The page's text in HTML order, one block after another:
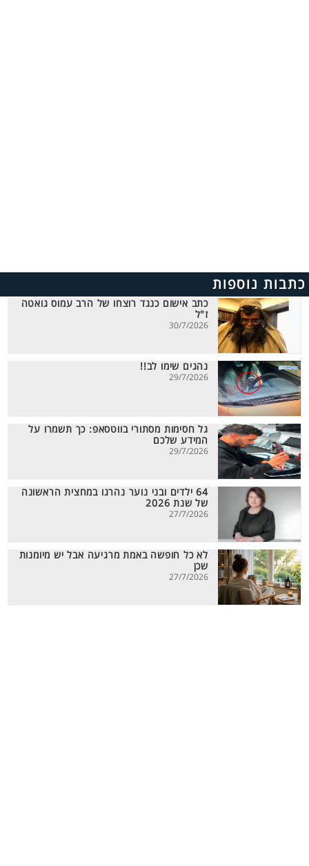
כתבות נוספות
כתב אישום כנגד רוצחו של הרב עמוס גואטה
ז"ל
30/7/2026
נהגים שימו לב!!
29/7/2026
גל חסימות מסתורי בווטסאפ: כך תשמרו על
המידע שלכם
29/7/2026
64 ילדים ובני נוער נהרגו במחצית הראשונה
של שנת 2026
27/7/2026
לא כל חופשה באמת מרגיעה אבל יש מיומנות
שכן
27/7/2026